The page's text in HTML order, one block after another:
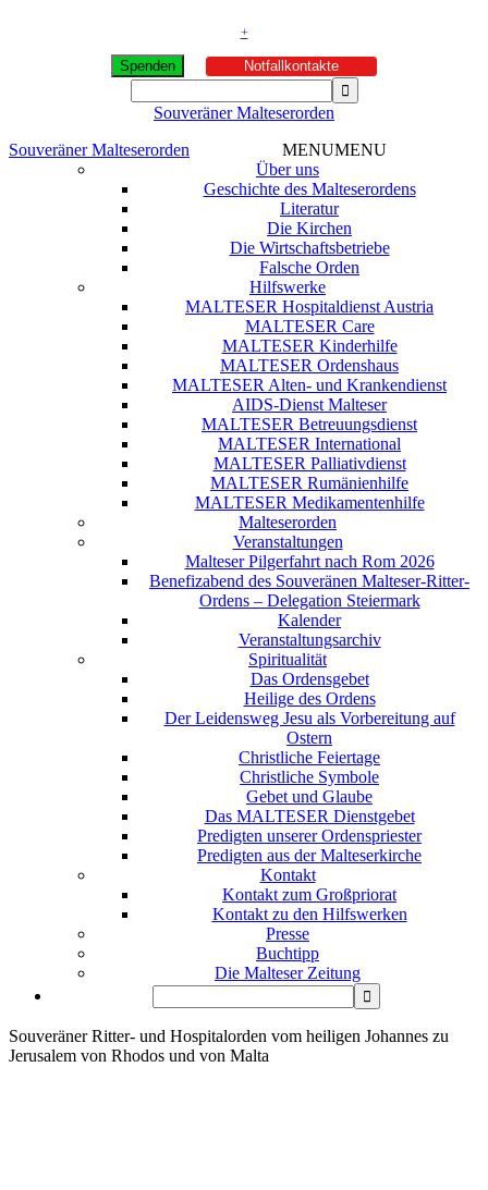
+
Spenden Notfallkontakte
Souveräner Malteserorden
Souveräner Malteserorden
MENUMENU
Über uns
Geschichte des Malteserordens
Literatur
Die Kirchen
Die Wirtschaftsbetriebe
Falsche Orden
Hilfswerke
MALTESER Hospitaldienst Austria
MALTESER Care
MALTESER Kinderhilfe
MALTESER Ordenshaus
MALTESER Alten- und Krankendienst
AIDS-Dienst Malteser
MALTESER Betreuungsdienst
MALTESER International
MALTESER Palliativdienst
MALTESER Rumänienhilfe
MALTESER Medikamentenhilfe
Malteserorden
Veranstaltungen
Malteser Pilgerfahrt nach Rom 2026
Benefizabend des Souveränen Malteser-Ritter-
Ordens – Delegation Steiermark
Kalender
Veranstaltungsarchiv
Spiritualität
Das Ordensgebet
Heilige des Ordens
Der Leidensweg Jesu als Vorbereitung auf
Ostern
Christliche Feiertage
Christliche Symbole
Gebet und Glaube
Das MALTESER Dienstgebet
Predigten unserer Ordenspriester
Predigten aus der Malteserkirche
Kontakt
Kontakt zum Großpriorat
Kontakt zu den Hilfswerken
Presse
Buchtipp
Die Malteser Zeitung
Souveräner Ritter- und Hospitalorden vom heiligen Johannes zu
Jerusalem von Rhodos und von Malta